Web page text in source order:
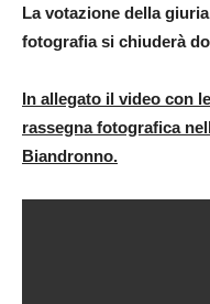
La votazione della
fotografia si chiuderà
In allegato il video con
rassegna fotografica
Biandronno.